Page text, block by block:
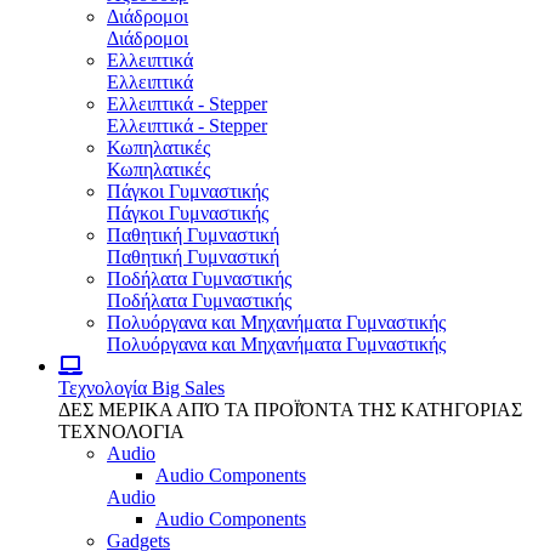
Διάδρομοι
Διάδρομοι
Ελλειπτικά
Ελλειπτικά
Ελλειπτικά - Stepper
Ελλειπτικά - Stepper
Κωπηλατικές
Κωπηλατικές
Πάγκοι Γυμναστικής
Πάγκοι Γυμναστικής
Παθητική Γυμναστική
Παθητική Γυμναστική
Ποδήλατα Γυμναστικής
Ποδήλατα Γυμναστικής
Πολυόργανα και Μηχανήματα Γυμναστικής
Πολυόργανα και Μηχανήματα Γυμναστικής
Τεχνολογία Big Sales
ΔΕΣ ΜΕΡΙΚΑ ΑΠΌ ΤΑ ΠΡΟΪΌΝΤΑ ΤΗΣ ΚΑΤΗΓΟΡΙΑΣ
ΤΕΧΝΟΛΟΓΙΑ
Audio
Audio Components
Audio
Audio Components
Gadgets